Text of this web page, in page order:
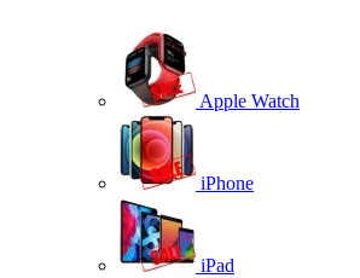
Apple Watch
iPhone
iPad